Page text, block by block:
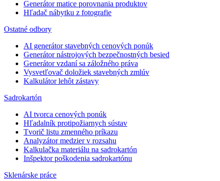
Generátor matice porovnania produktov
Hľadač nábytku z fotografie
Ostatné odbory
AI generátor stavebných cenových ponúk
Generátor nástrojových bezpečnostných besied
Generátor vzdaní sa záložného práva
Vysvetľovač doložiek stavebných zmlúv
Kalkulátor lehôt zástavy
Sadrokartón
AI tvorca cenových ponúk
Hľadalník protipožiarnych sústav
Tvorič listu zmenného príkazu
Analyzátor medzier v rozsahu
Kalkulačka materiálu na sadrokartón
Inšpektor poškodenia sadrokartónu
Sklenárske práce